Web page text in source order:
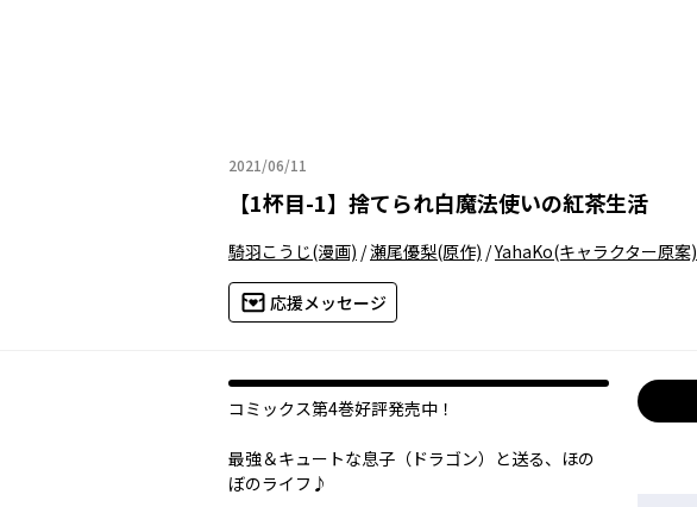
2021/06/11
2021年06月11日
【1杯目-1】 捨てられ白魔法使いの紅茶生活
騎羽こうじ(漫画) /瀬尾優梨(原作) /YahaKo(キャラクター原案)
応援メッセージ
コミックス第4巻好評発売中！
最強＆キュートな息子（ドラゴン）と送る、ほの
ぼのライフ♪